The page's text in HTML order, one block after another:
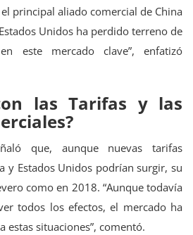
principal aliado comercial de China
Unidos ha perdido terreno de
este mercado clave”, enfatizó
las Tarifas y las
que, aunque nuevas tarifas
y Estados Unidos podrían surgir, su
como en 2018. “Aunque todavía
todos los efectos, el mercado ha
estas situaciones”, comentó.